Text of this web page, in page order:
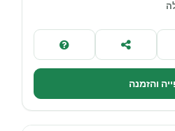
והזמנה